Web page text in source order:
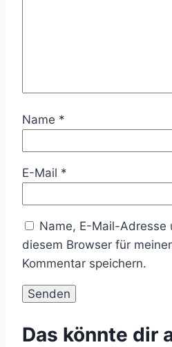
Name *
E-Mail *
Name, E-Mail-Adresse
diesem Browser für
Kommentar speichern.
Das könnte dir